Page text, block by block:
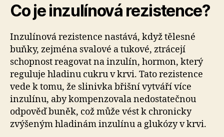
Co je inzulínová rezistence?
Inzulínová rezistence nastává, když tělesné
buňky, zejména svalové a tukové, ztrácejí
schopnost reagovat na inzulín, hormon, který
reguluje hladinu cukru v krvi. Tato rezistence
vede k tomu, že slinivka břišní vytváří více
inzulínu, aby kompenzovala nedostatečnou
odpověď buněk, což může vést k chronicky
zvýšeným hladinám inzulínu a glukózy v krvi.